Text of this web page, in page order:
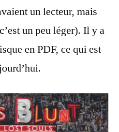
un lecteur, mais
un peu léger). Il y a
en PDF, ce qui est